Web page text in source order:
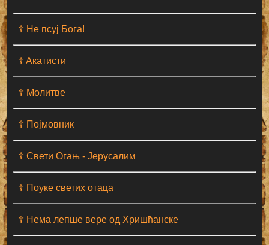
☦ Не псуј Бога!
☦ Aкатисти
☦ Молитве
☦ Појмовник
☦ Свети Огањ - Јерусалим
☦ Поуке светих отаца
☦ Нема лепше вере од Хришћанске